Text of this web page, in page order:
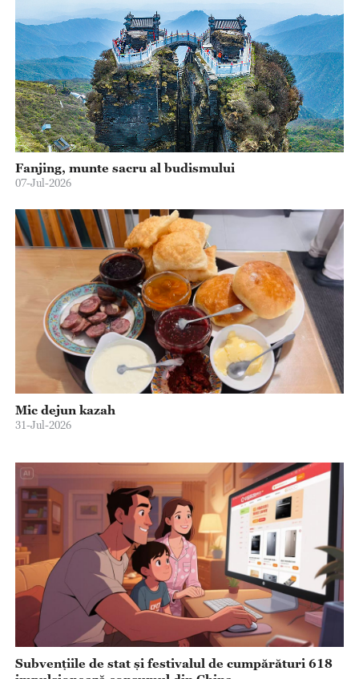
Fanjing, munte sacru al budismului
07-Jul-2026
Mic dejun kazah
31-Jul-2026
Subvențiile de stat și festivalul de cumpărături 618